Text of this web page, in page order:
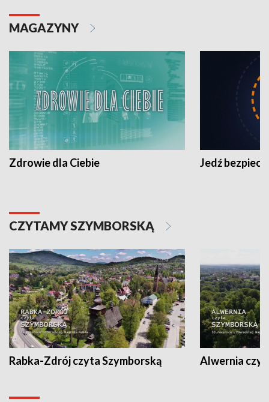
MAGAZYNY
Zdrowie dla Ciebie Jedź
CZYTAMY SZYMBORSKĄ
Rabka-Zdrój czyta Szymborską Alwernia